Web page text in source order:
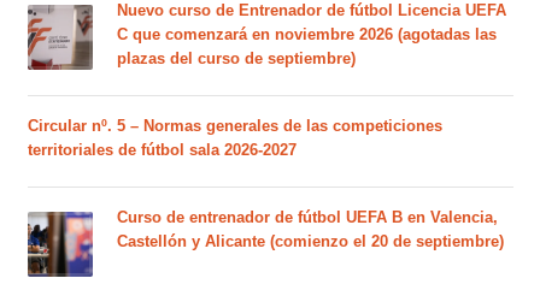
Nuevo curso de Entrenador de fútbol Licencia UEFA
C que comenzará en noviembre 2026 (agotadas las
plazas del curso de septiembre)
Circular nº. 5 – Normas generales de las competiciones
territoriales de fútbol sala 2026-2027
Curso de entrenador de fútbol UEFA B en Valencia,
Castellón y Alicante (comienzo el 20 de septiembre)